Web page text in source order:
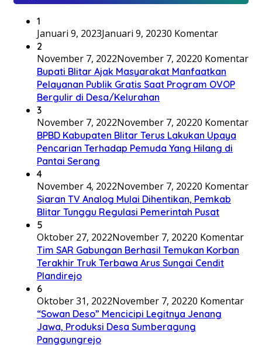
1
Januari 9, 2023Januari 9, 20230 Komentar
2
November 7, 2022November 7, 20220 Komentar
Bupati Blitar Ajak Masyarakat Manfaatkan
Pelayanan Publik Gratis Saat Program OVOP
Bergulir di Desa/Kelurahan
3
November 7, 2022November 7, 20220 Komentar
BPBD Kabupaten Blitar Terus Lakukan Upaya
Pencarian Terhadap Pemuda Yang Hilang di
Pantai Serang
4
November 4, 2022November 7, 20220 Komentar
Siaran TV Analog Mulai Dihentikan, Pemkab
Blitar Tunggu Regulasi Pemerintah Pusat
5
Oktober 27, 2022November 7, 20220 Komentar
Tim SAR Gabungan Berhasil Temukan Korban
Terakhir Truk Terbawa Arus Sungai Cendit
Plandirejo
6
Oktober 31, 2022November 7, 20220 Komentar
“Sowan Deso” Mencicipi Legitnya Jenang
Jawa, Produksi Desa Sumberagung
Panggungrejo